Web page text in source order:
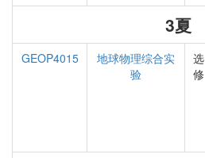
3夏
GEOP4015
地球物理综合实
验
选
修